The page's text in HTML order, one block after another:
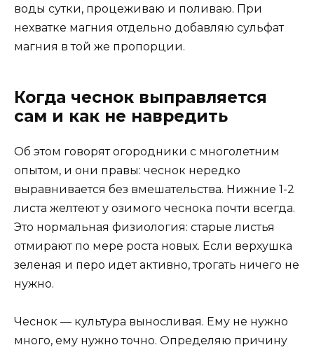
воды сутки, процеживаю и поливаю. При
нехватке магния отдельно добавляю сульфат
магния в той же пропорции.
Когда чеснок выправляется
сам и как не навредить
Об этом говорят огородники с многолетним
опытом, и они правы: чеснок нередко
выравнивается без вмешательства. Нижние 1-2
листа желтеют у озимого чеснока почти всегда.
Это нормальная физиология: старые листья
отмирают по мере роста новых. Если верхушка
зеленая и перо идет активно, трогать ничего не
нужно.
Чеснок — культура выносливая. Ему не нужно
много, ему нужно точно. Определяю причину